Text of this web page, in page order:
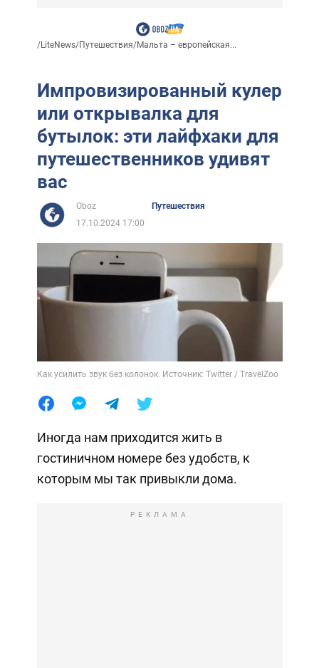
/LiteNews/Путешествия/Мальта – европейская...
Импровизированный кулер
или открывалка для
бутылок: эти лайфхаки для
путешественников удивят
вас
Oboz
Путешествия
17.10.2024 17:00
Как усилить звук без колонок. Источник: Twitter / TravelZoo
Иногда нам приходится жить в
гостиничном номере без удобств, к
которым мы так привыкли дома.
РЕКЛАМА